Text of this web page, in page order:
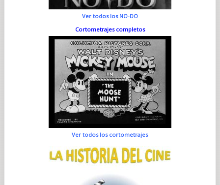
Ver todos los NO-DO
Cortometrajes completos
Ver todos los cortometrajes